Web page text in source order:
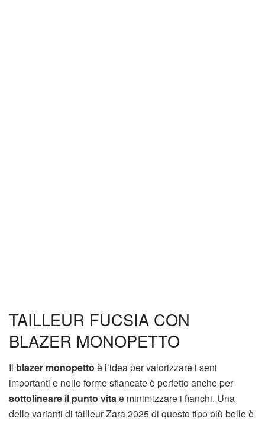
TAILLEUR FUCSIA CON
BLAZER MONOPETTO
Il blazer monopetto è l’idea per valorizzare i seni
importanti e nelle forme sfiancate è perfetto anche per
sottolineare il punto vitae minimizzare i fianchi. Una
delle varianti di tailleur Zara 2025 di questo tipo più belle è